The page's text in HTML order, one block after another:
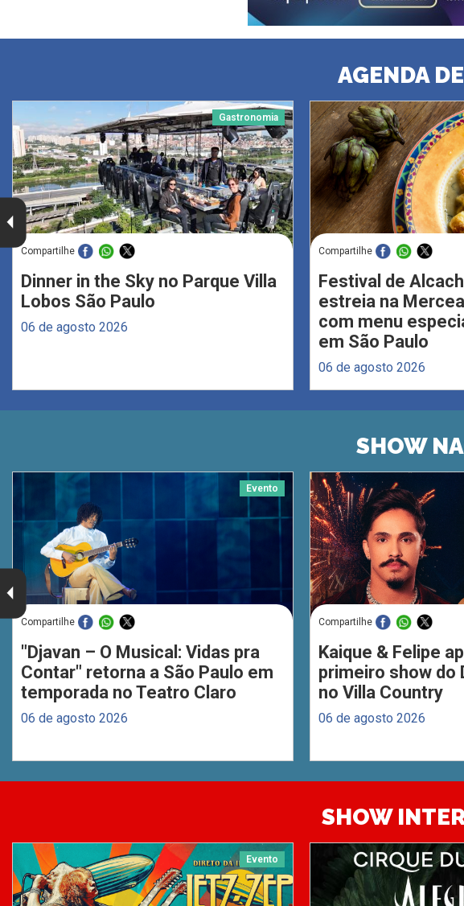
AGENDA
Gastronomia
Compartilhe
Dinner in the Sky no Parque Villa
Lobos São Paulo
06 de agosto 2026
Compartilhe
Festival de
estreia na
com menu
em São Paulo
06 de agosto 2026
SHOW
Evento
Compartilhe
"Djavan – O Musical: Vidas pra
Contar" retorna a São Paulo em
temporada no Teatro Claro
06 de agosto 2026
Compartilhe
Kaique & Felipe
primeiro show do
no Villa Country
06 de agosto 2026
SHOW
Evento